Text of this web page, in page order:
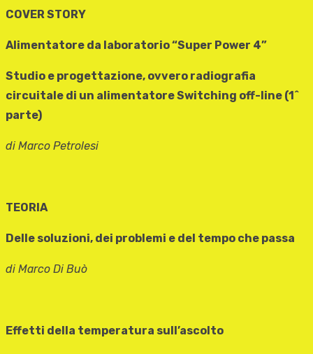
COVER STORY
Alimentatore da laboratorio “Super Power 4”
Studio e progettazione, ovvero radiografia
circuitale di un alimentatore Switching off-line (1^
parte)
di Marco Petrolesi
TEORIA
Delle soluzioni, dei problemi e del tempo che passa
di Marco Di Buò
Effetti della temperatura sull’ascolto